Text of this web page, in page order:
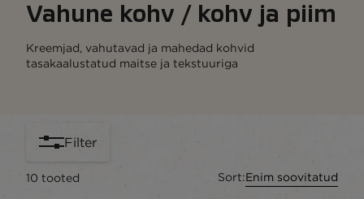
Vahune kohv / kohv ja piim
Kreemjad, vahutavad ja mahedad kohvid
tasakaalustatud maitse ja tekstuuriga
Filter
10 tooted Sort:Enim soovitatud